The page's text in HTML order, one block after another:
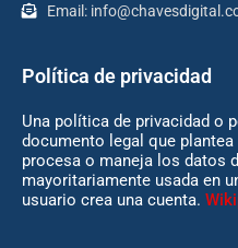
Email:
Política de privacidad
Una política de privacidad o
documento legal que
procesa o maneja los datos
mayoritariamente usada en
usuario crea una cuenta.